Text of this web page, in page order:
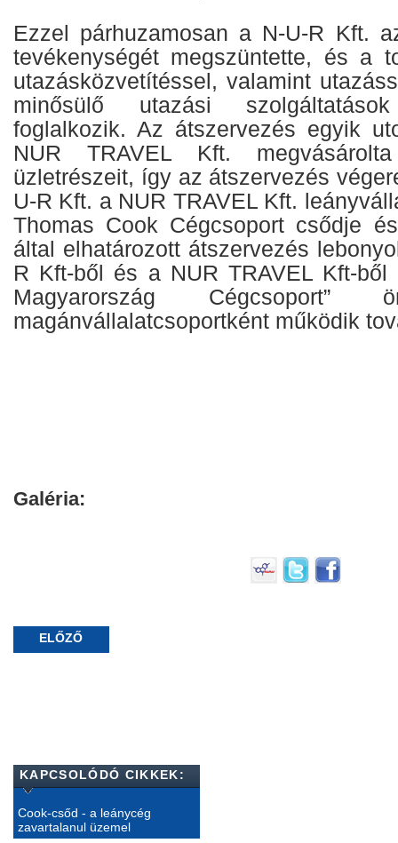
Ezzel párhuzamosan a N-U-R Kft.
tevékenységét megszüntette, és a
utazásközvetítéssel, valamint
minősülő utazási
foglalkozik. Az átszervezés egyik
NUR TRAVEL Kft.
üzletrészeit, így az átszervezés
U-R Kft. a NUR TRAVEL Kft.
Thomas Cook Cégcsoport csődje
által elhatározott átszervezés
R Kft-ből és a NUR TRAVEL Kft-ből
Magyarország Cégcsoport”
magánvállalatcsoportként működik
Galéria:
ELŐZŐ
KAPCSOLÓDÓ CIKKEK:
Cook-csőd - a leánycég
zavartalanul üzemel